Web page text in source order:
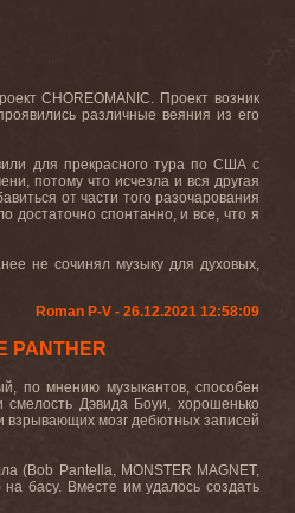
CHOREOMANIC. Проект возник
различные веяния из его
для прекрасного тура по США с
потому что исчезла и вся другая
от части того разочарования
достаточно спонтанно, и все, что я
не сочинял музыку для духовых,
Roman P-V - 26.12.2021 12:58:09
PANTHER
по мнению музыкантов, способен
смелость Дэвида Боуи, хорошенько
взрывающих мозг дебютных записей
(Bob Pantella, MONSTER MAGNET,
на басу. Вместе им удалось создать